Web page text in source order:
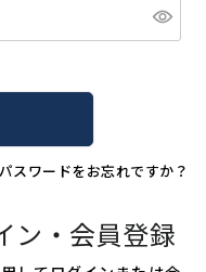
パスワードをお忘れですか？
ン・会員登録